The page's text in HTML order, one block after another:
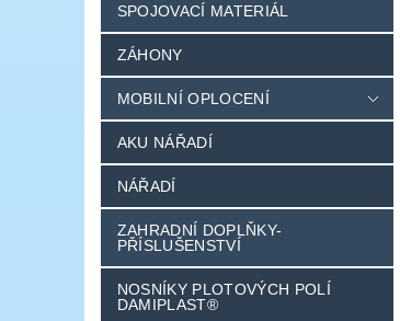
SPOJOVACÍ MATERIÁL
ZÁHONY
MOBILNÍ OPLOCENÍ
AKU NÁŘADÍ
NÁŘADÍ
ZAHRADNÍ DOPLŇKY-
PŘÍSLUŠENSTVÍ
NOSNÍKY PLOTOVÝCH POLÍ
DAMIPLAST®